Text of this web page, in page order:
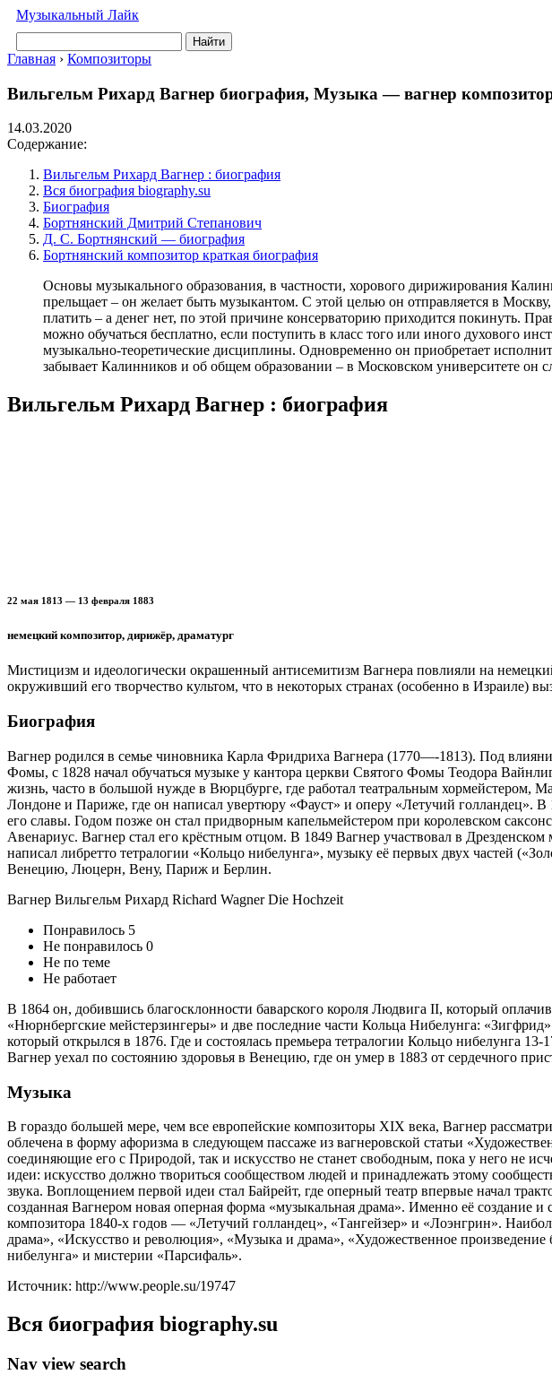
Музыкальный Лайк
Найти
Главная › Композиторы
Вильгельм Рихард Вагнер биография, Музыка — вагнер
14.03.2020
Содержание:
Вильгельм Рихард Вагнер : биография
Вся биография biography.su
Биография
Бортнянский Дмитрий Степанович
Д. С. Бортнянский — биография
Бортнянский композитор краткая биография
Основы музыкального образования, в частности, хорового дирижирования
прельщает – он желает быть музыкантом. С этой целью он отправляется в
платить – а денег нет, по этой причине консерваторию приходится покинуть.
можно обучаться бесплатно, если поступить в класс того или иного духового
музыкально-теоретические дисциплины. Одновременно он приобретает
забывает Калинников и об общем образовании – в Московском университете он
Вильгельм Рихард Вагнер : биография
22 мая 1813 — 13 февраля 1883
немецкий композитор, дирижёр, драматург
Мистицизм и идеологически окрашенный антисемитизм Вагнера повлияли на
окруживший его творчество культом, что в некоторых странах (особенно в Израиле)
Биография
Вагнер родился в семье чиновника Карла Фридриха Вагнера (1770—-1813). Под
Фомы, с 1828 начал обучаться музыке у кантора церкви Святого Фомы Теодора
жизнь, часто в большой нужде в Вюрцбурге, где работал театральным хормейстером,
Лондоне и Париже, где он написал увертюру «Фауст» и оперу «Летучий голландец».
его славы. Годом позже он стал придворным капельмейстером при королевском
Авенариус. Вагнер стал его крёстным отцом. В 1849 Вагнер участвовал в
написал либретто тетралогии «Кольцо нибелунга», музыку её первых двух частей
Венецию, Люцерн, Вену, Париж и Берлин.
Вагнер Вильгельм Рихард Richard Wagner Die Hochzeit
Понравилось 5
Не понравилось 0
Не по теме
Не работает
В 1864 он, добившись благосклонности баварского короля Людвига II, который
«Нюрнбергские мейстерзингеры» и две последние части Кольца Нибелунга:
который открылся в 1876. Где и состоялась премьера тетралогии Кольцо нибелунга
Вагнер уехал по состоянию здоровья в Венецию, где он умер в 1883 от сердечного
Музыка
В гораздо большей мере, чем все европейские композиторы XIX века, Вагнер
облечена в форму афоризма в следующем пассаже из вагнеровской статьи
соединяющие его с Природой, так и искусство не станет свободным, пока у него не
идеи: искусство должно твориться сообществом людей и принадлежать этому
звука. Воплощением первой идеи стал Байрейт, где оперный театр впервые начал
созданная Вагнером новая оперная форма «музыкальная драма». Именно её создание
композитора 1840-х годов — «Летучий голландец», «Тангейзер» и «Лоэнгрин».
драма», «Искусство и революция», «Музыка и драма», «Художественное
нибелунга» и мистерии «Парсифаль».
Источник: http://www.people.su/19747
Вся биография biography.su
Nav view search